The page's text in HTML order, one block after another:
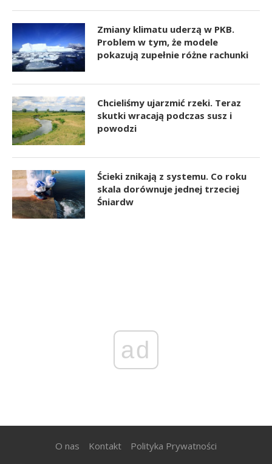
Zmiany klimatu uderzą w PKB.
Problem w tym, że modele
pokazują zupełnie różne rachunki
Chcieliśmy ujarzmić rzeki. Teraz
skutki wracają podczas susz i
powodzi
Ścieki znikają z systemu. Co roku
skala dorównuje jednej trzeciej
Śniardw
ad
O nas Kontakt Polityka Prywatności